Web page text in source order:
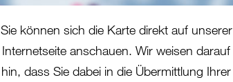
Sie können sich die Karte direkt auf unserer
Internetseite anschauen. Wir weisen darauf
hin, dass Sie dabei in die Übermittlung Ihrer